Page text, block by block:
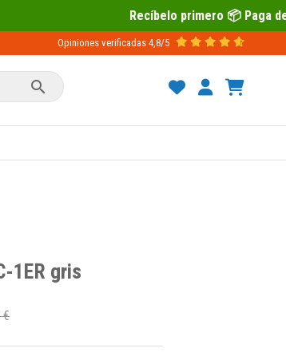
Recíbelo primero 📦 Paga después con
Opiniones verificadas 4,8/5

1ER gris
€